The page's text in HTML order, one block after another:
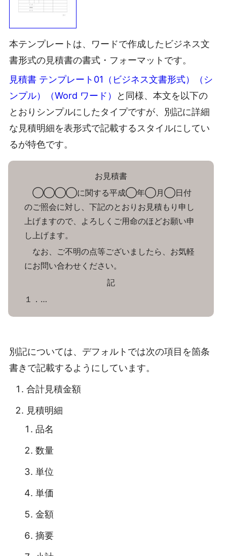
本テンプレートは、ワードで作成したビジネス文
書形式の見積書の書式・フォーマットです。
見積書 テンプレート01（ビジネス文書形式）（シ
ンプル）（Word ワード）
と同様、本文を以下の
とおりシンプルにしたタイプですが、別記に詳細
な見積明細を表形式で記載するスタイルにしてい
るが特色です。
お見積書
◯◯◯◯に関する平成◯年◯月◯日付
のご照会に対し、下記のとおりお見積もり申し
上げますので、よろしくご用命のほどお願い申
し上げます。
なお、ご不明の点等ございましたら、お気軽
にお問い合わせください。
記
１．…
別記については、デフォルトでは次の項目を箇条
書きで記載するようにしています。
合計見積金額
見積明細
品名
数量
単位
単価
金額
摘要